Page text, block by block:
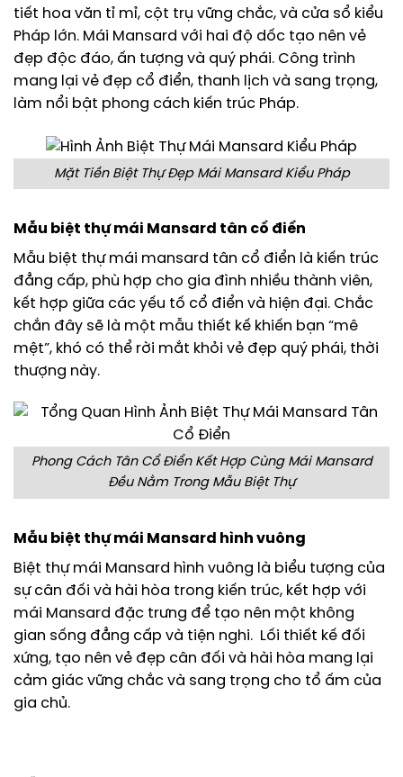
tiết hoa văn tỉ mỉ, cột trụ vững chắc, và cửa sổ kiểu
Pháp lớn. Mái Mansard với hai độ dốc tạo nên vẻ
đẹp độc đáo, ấn tượng và quý phái. Công trình
mang lại vẻ đẹp cổ điển, thanh lịch và sang trọng,
làm nổi bật phong cách kiến trúc Pháp.
Mặt Tiền Biệt Thự Đẹp Mái Mansard Kiểu Pháp
Mẫu biệt thự mái Mansard tân cổ điển
Mẫu biệt thự mái mansard tân cổ điển là kiến trúc
đẳng cấp, phù hợp cho gia đình nhiều thành viên,
kết hợp giữa các yếu tố cổ điển và hiện đại. Chắc
chắn đây sẽ là một mẫu thiết kế khiến bạn “mê
mệt”, khó có thể rời mắt khỏi vẻ đẹp quý phái, thời
thượng này.
Phong Cách Tân Cổ Điển Kết Hợp Cùng Mái Mansard
Đều Nằm Trong Mẫu Biệt Thự
Mẫu biệt thự mái Mansard hình vuông
Biệt thự mái Mansard hình vuông là biểu tượng của
sự cân đối và hài hòa trong kiến trúc, kết hợp với
mái Mansard đặc trưng để tạo nên một không
gian sống đẳng cấp và tiện nghi. Lối thiết kế đối
xứng, tạo nên vẻ đẹp cân đối và hài hòa mang lại
cảm giác vững chắc và sang trọng cho tổ ấm của
gia chủ.